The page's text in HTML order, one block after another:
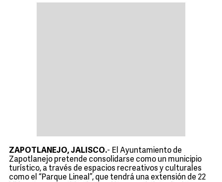
ZAPOTLANEJO, JALISCO.- El Ayuntamiento de
Zapotlanejo pretende consolidarse como un municipio
turístico, a través de espacios recreativos y culturales
como el “Parque Lineal”, que tendrá una extensión de 22